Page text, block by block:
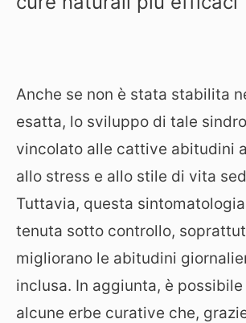
Anche se non è stata stabilita
esatta, lo sviluppo di tale
vincolato alle cattive abitudini
allo stress e allo stile di vita
Tuttavia, questa
tenuta sotto controllo,
migliorano le abitudini
inclusa. In aggiunta, è
alcune erbe curative che,